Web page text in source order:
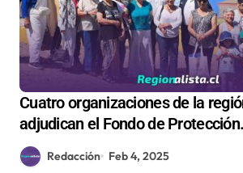
Cuatro organizaciones de la
adjudican el Fondo de Protección
Ambiental (FPA)
Redacción Feb 4, 2025